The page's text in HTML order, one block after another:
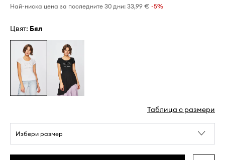
Най-ниска цена за последните 30 дни: 33,99 € -5%
Цвят: бял
Таблица с размери
Избери размер